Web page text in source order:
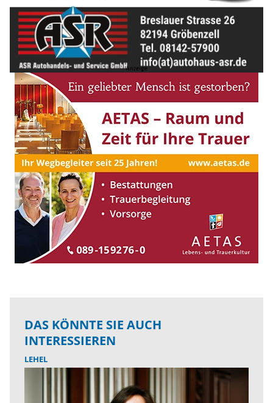
DAS KÖNNTE SIE AUCH
INTERESSIEREN
LEHEL